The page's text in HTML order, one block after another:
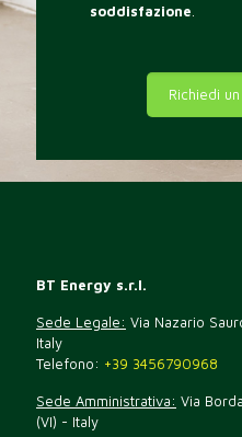
soddisfazione
Richiedi
BT Energy s.r.l.
Sede Legale: Via Nazario
Italy
Telefono: +39 3456790968
Sede Amministrativa: Via
(VI) - Italy